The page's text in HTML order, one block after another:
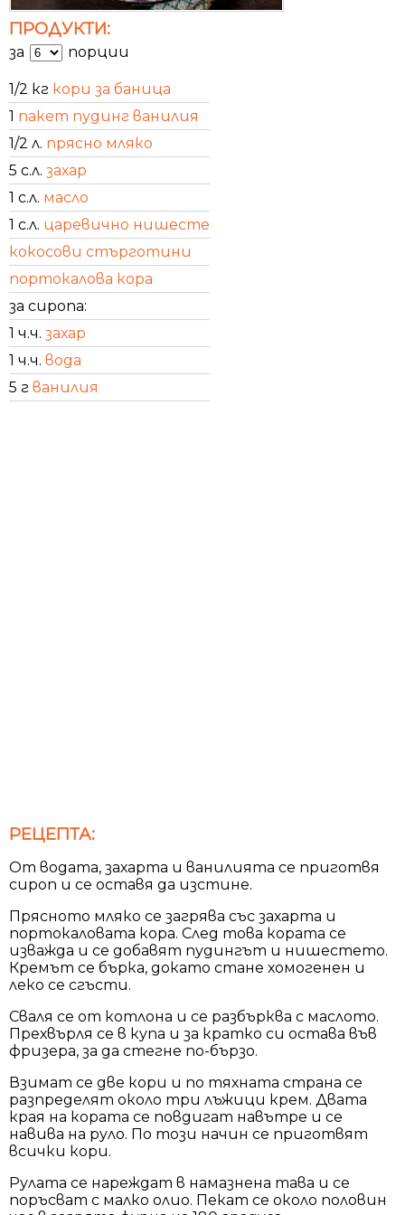
ПРОДУКТИ:
за порции
1/2 кг кори за баница
1 пакет пудинг ванилия
1/2 л. прясно мляко
5 с.л. захар
1 с.л. масло
1 с.л. царевично нишесте
кокосови стърготини
портокалова кора
за сиропа:
1 ч.ч. захар
1 ч.ч. вода
5 г ванилия
РЕЦЕПТА:
От водата, захарта и ванилията се приготвя
сироп и се оставя да изстине.
Прясното мляко се загрява със захарта и
портокаловата кора. След това кората се
изважда и се добавят пудингът и нишестето.
Кремът се бърка, докато стане хомогенен и
леко се сгъсти.
Сваля се от котлона и се разбърква с маслото.
Прехвърля се в купа и за кратко си остава във
фризера, за да стегне по-бързо.
Взимат се две кори и по тяхната страна се
разпределят около три лъжици крем. Двата
края на кората се повдигат навътре и се
навива на руло. По този начин се приготвят
всички кори.
Рулата се нареждат в намазнена тава и се
поръсват с малко олио. Пекат се около половин